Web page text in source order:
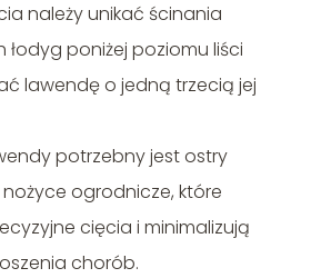
należy unikać ścinania
łodyg poniżej poziomu liści
lawendę o jedną trzecią jej
potrzebny jest ostry
ogrodnicze, które
cięcia i minimalizują
chorób.